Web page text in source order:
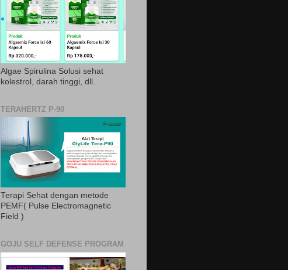
Algae Spirulina Solusi sehat
kolestrol, darah tinggi, dll.
TERAHERTZ P-90
Terapi Sehat dengan metode
PEMF( Pulse Electromagnetic
Field )
GOJU SELF DEFENSE PROGRAM